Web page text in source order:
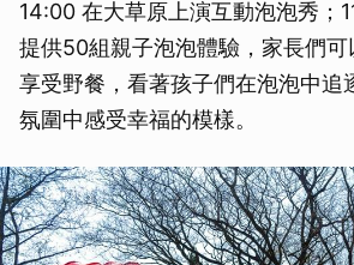
14:00 在大草原上演互動泡泡秀；
提供50組親子泡泡體驗，家長們
享受野餐，看著孩子們在泡泡中追
氛圍中感受幸福的模樣。